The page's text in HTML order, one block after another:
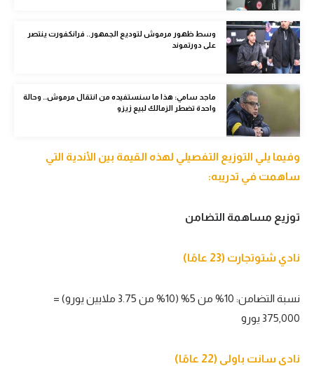
ركن الألعاب
أقسام خاصة
Gamers
ميركاتو
تقرير في الجول
كويز في الجول
وسط ظهور مرموش لتوديع الجمهور.. فرانكفورت ينتصر
على دورتموند
ماجد سامي: هذا ما سنستفيده من انتقال مرموش.. وحالة
واحدة تضطر الزمالك لبيع زيزو
وفيما يلي التوزيع التفصيلي لهذه القيمة بين الأندية التي
ساهمت في تدريبه:
توزيع مساهمة التضامن
نادي شتوتجارت (23 عامًا)
نسبة التضامن: 10% من 5% (10% من 3.75 ملايين يورو) =
375,000 يورو
نادي سانت باولي (22 عامًا)